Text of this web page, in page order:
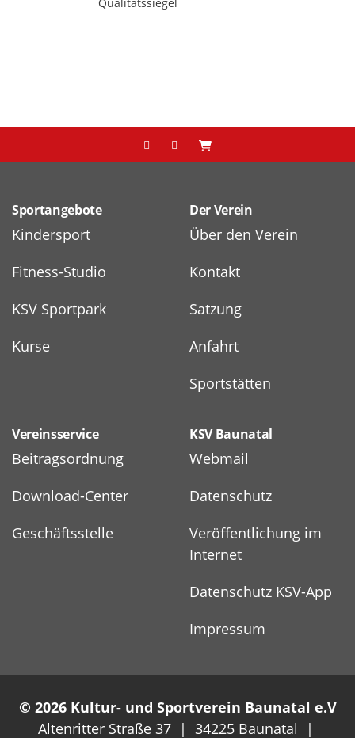
Sportangebote
Kindersport
Fitness-Studio
KSV Sportpark
Kurse
Der Verein
Über den Verein
Kontakt
Satzung
Anfahrt
Sportstätten
Vereinsservice
Beitragsordnung
Download-Center
Geschäftsstelle
KSV Baunatal
Webmail
Datenschutz
Veröffentlichung im
Internet
Datenschutz KSV-App
Impressum
© 2026 Kultur- und Sportverein Baunatal e.V
Altenritter Straße 37 | 34225 Baunatal |